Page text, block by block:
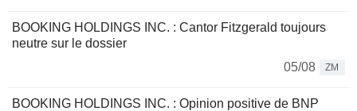
BOOKING HOLDINGS INC. : Cantor Fitzgerald toujours
neutre sur le dossier
05/08
ZM
BOOKING HOLDINGS INC. : Opinion positive de BNP